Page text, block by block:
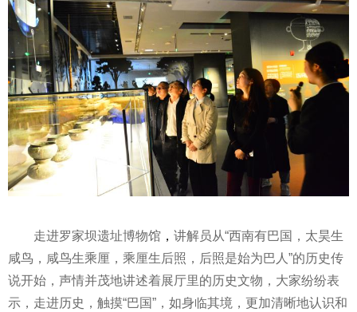
走进罗家坝遗址博物馆 ， 讲解员从“西南有巴国，太昊生
咸鸟，咸鸟生乘厘，乘厘生后照，后照是始为巴人”的历史传
说开始，声情并茂地讲述着展厅里的历史文物，大家纷纷表
示，走进历史，触摸“巴国”，如身临其境，更加清晰地认识和